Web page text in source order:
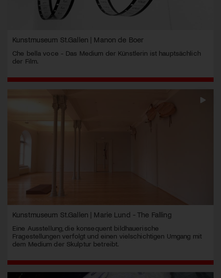
Kunstmuseum St.Gallen | Manon de Boer
Che bella voce - Das Medium der Künstlerin ist hauptsächlich
der Film.
Kunstmuseum St.Gallen | Marie Lund - The Falling
Eine Ausstellung, die konsequent bildhauerische
Fragestellungen verfolgt und einen vielschichtigen Umgang mit
dem Medium der Skulptur betreibt.